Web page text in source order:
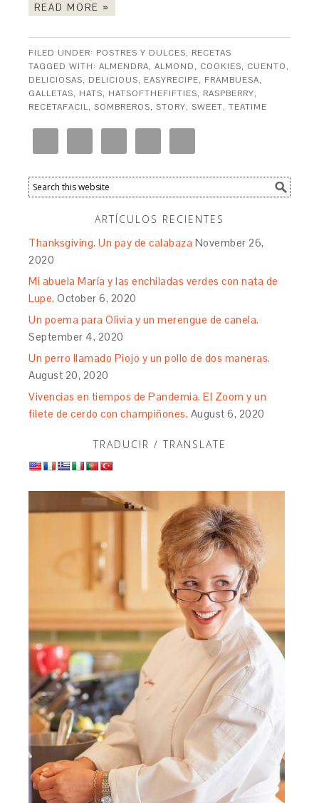
READ MORE »
FILED UNDER: POSTRES Y DULCES, RECETAS
TAGGED WITH:ALMENDRA,ALMOND, COOKIES, CUENTO,
DELICIOSAS, DELICIOUS, EASYRECIPE, FRAMBUESA,
GALLETAS, HATS, HATSOFTHEFIFTIES, RASPBERRY,
RECETAFACIL,SOMBREROS,STORY,SWEET,TEATIME
ARTÍCULOS RECIENTES
Thanksgiving. Un pay de calabaza November 26,
2020
Mi abuela María y las enchiladas verdes con nata de
Lupe. October 6, 2020
Un poema para Olivia y un merengue de canela.
September 4, 2020
Un perro llamado Piojo y un pollo de dos maneras.
August 20, 2020
Vivencias en tiempos de Pandemia. El Zoom y un
filete de cerdo con champiñones. August 6, 2020
TRADUCIR / TRANSLATE